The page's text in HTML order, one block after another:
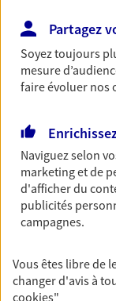
ou grande
accident du
Accident,
revenus.
Gagnez en
assurance
équipements
responsabilité
Partagez
Soyez toujours
mesure
faire évoluer nos
Naviguez selon
marketing et de
d'afficher du
publicités
campagnes.
Vous êtes libre de
changer d'avis à
cookies"